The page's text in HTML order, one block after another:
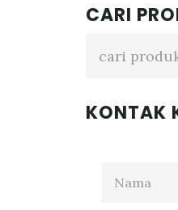
CARI
KONTAK